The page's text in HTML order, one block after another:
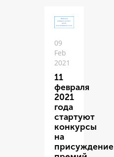
09
Feb
2021
11
февраля
2021
года
стартуют
конкурсы
на
присуждение